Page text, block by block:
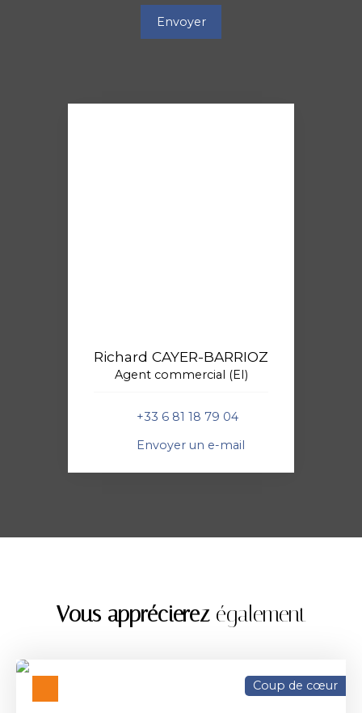
Envoyer
Richard CAYER-BARRIOZ
Agent commercial (EI)
+33 6 81 18 79 04
Envoyer un e-mail
Vous apprécierezégalement
Coup de cœur